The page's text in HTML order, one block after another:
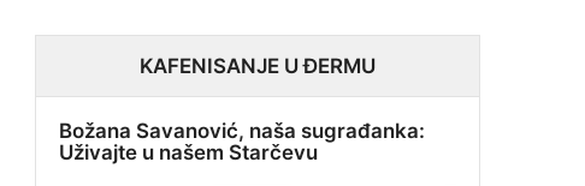
KAFENISANJE U ĐERMU
Božana Savanović, naša sugrađanka:
Uživajte u našem Starčevu